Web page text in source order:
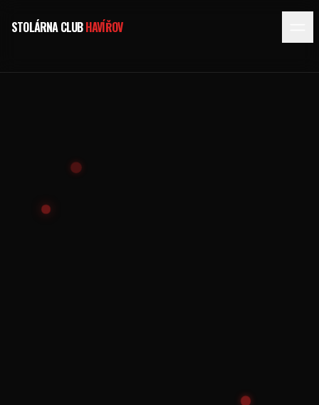
STOLÁRNA CLUBHAVÍŘOV